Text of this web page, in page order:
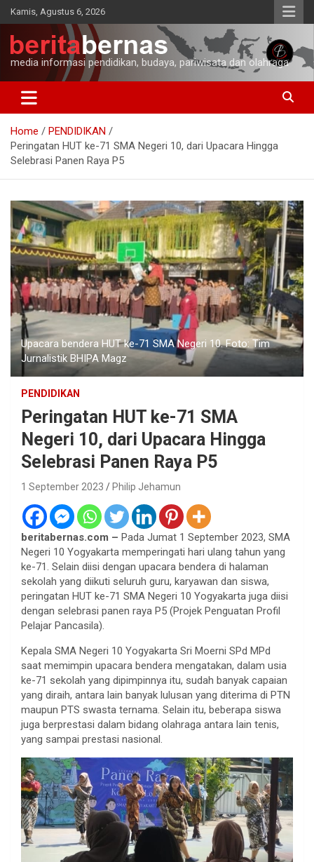
Skip
to
content
Kamis, Agustus 6, 2026
media informasi pendidikan, budaya, pariwisata dan olahraga
Home
PENDIDIKAN
Peringatan HUT ke-71 SMA Negeri 10, dari Upacara Hingga
Selebrasi Panen Raya P5
Upacara bendera HUT ke-71 SMA Negeri 10. Foto: Tim
Jurnalistik BHIPA Magz
PENDIDIKAN
Peringatan HUT ke-71 SMA
Negeri 10, dari Upacara Hingga
Selebrasi Panen Raya P5
1 September 2023 Philip Jehamun
beritabernas.com – Pada Jumat 1 September 2023, SMA
Negeri 10 Yogyakarta memperingati hari ulang tahun yang
ke-71. Selain diisi dengan upacara bendera di halaman
sekolah yang diikuti seluruh guru, karyawan dan siswa,
peringatan HUT ke-71 SMA Negeri 10 Yogyakarta juga diisi
dengan selebrasi panen raya P5 (Projek Penguatan Profil
Pelajar Pancasila).
Kepala SMA Negeri 10 Yogyakarta Sri Moerni SPd MPd
saat memimpin upacara bendera mengatakan, dalam usia
ke-71 sekolah yang dipimpinnya itu, sudah banyak capaian
yang diraih, antara lain banyak lulusan yang diterima di PTN
maupun PTS swasta ternama. Selain itu, beberapa siswa
juga berprestasi dalam bidang olahraga antara lain tenis,
yang sampai prestasi nasional.